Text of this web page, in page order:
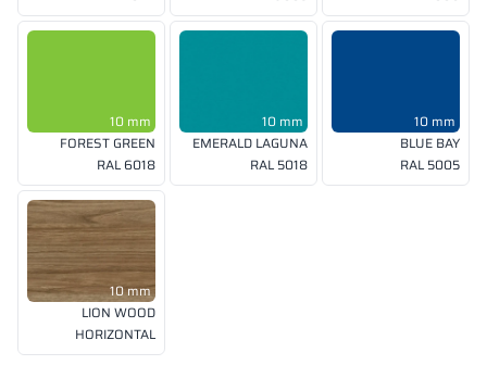
10 mm
FOREST GREEN
RAL 6018
10 mm
EMERALD LAGUNA
RAL 5018
10 mm
BLUE BAY
RAL 5005
10 mm
LION WOOD
HORIZONTAL